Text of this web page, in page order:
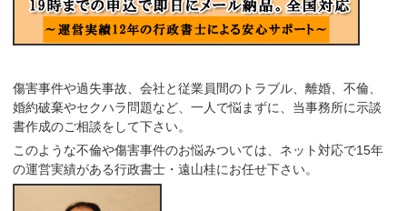
傷害事件や過失事故、会社と従業員間のトラブル、離婚、不倫、
婚約破棄やセクハラ問題など、一人で悩まずに、当事務所に示談
書作成のご相談をして下さい。
このような不倫や傷害事件のお悩みついては、ネット対応で15年
の運営実績がある行政書士・遠山桂にお任せ下さい。